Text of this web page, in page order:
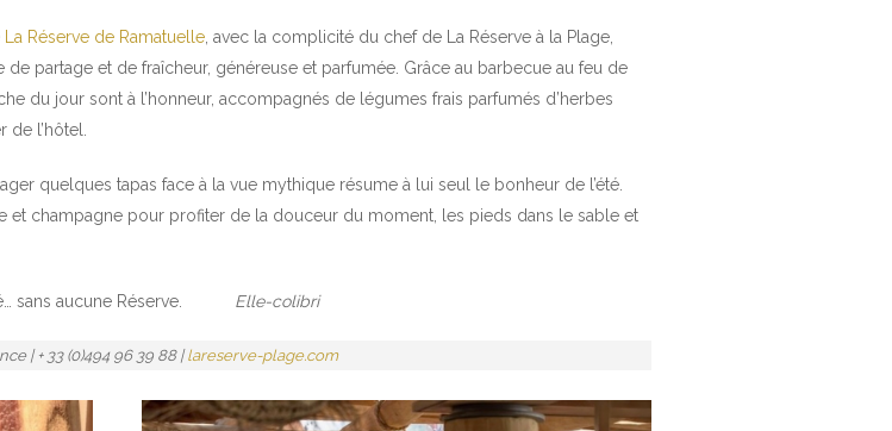
La Réserve de Ramatuelle , avec la complicité du chef de La Réserve à la Plage,
partage et de fraîcheur, généreuse et parfumée. Grâce au barbecue au feu de
du jour sont à l’honneur, accompagnés de légumes frais parfumés d’herbes
l’hôtel.
quelques tapas face à la vue mythique résume à lui seul le bonheur de l’été.
et champagne pour profiter de la douceur du moment, les pieds dans le sable et
sans aucune Réserve. Elle-colibri
| + 33 (0)494 96 39 88 |lareserve-plage.com